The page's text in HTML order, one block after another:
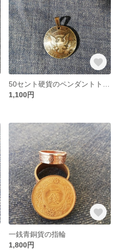
1,100円
一銭青銅貨の指輪
1,800円